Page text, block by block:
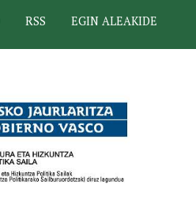
RSS EGIN ALEAKIDE